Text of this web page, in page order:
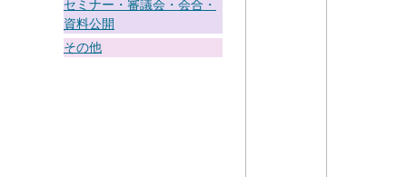
セミナー・審議会・会合・
資料公開
その他